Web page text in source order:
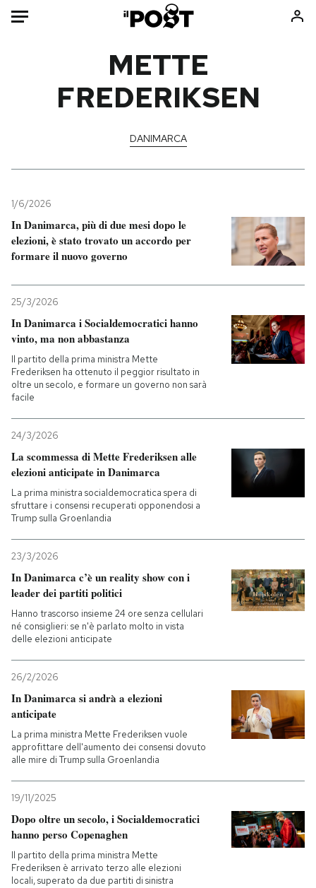
HOME
Internet
Scienza
Cultura
Economia
Libri
Media
Europa
PODCAST
NEWSLETTER
I MIEI PREFERITI
AREA PERSONALE
METTE
FREDERIKSEN
DANIMARCA
1/6/2026
In Danimarca, più di due mesi dopo le
elezioni, è stato trovato un accordo per
formare il nuovo governo
25/3/2026
In Danimarca i Socialdemocratici hanno
vinto, ma non abbastanza
Il partito della prima ministra Mette
Frederiksen ha ottenuto il peggior risultato in
oltre un secolo, e formare un governo non sarà
facile
24/3/2026
La scommessa di Mette Frederiksen alle
elezioni anticipate in Danimarca
La prima ministra socialdemocratica spera di
sfruttare i consensi recuperati opponendosi a
Trump sulla Groenlandia
23/3/2026
In Danimarca c’è un reality show con i
leader dei partiti politici
Hanno trascorso insieme 24 ore senza cellulari
né consiglieri: se n'è parlato molto in vista
delle elezioni anticipate
26/2/2026
In Danimarca si andrà a elezioni
anticipate
La prima ministra Mette Frederiksen vuole
approfittare dell'aumento dei consensi dovuto
alle mire di Trump sulla Groenlandia
19/11/2025
Dopo oltre un secolo, i Socialdemocratici
hanno perso Copenaghen
Il partito della prima ministra Mette
Frederiksen è arrivato terzo alle elezioni
locali, superato da due partiti di sinistra